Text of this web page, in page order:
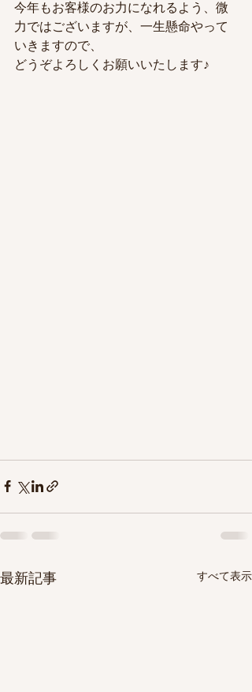
今年もお客様のお力になれるよう、微
力ではございますが、一生懸命やって
いきますので、
どうぞよろしくお願いいたします♪
最新記事 すべて表示